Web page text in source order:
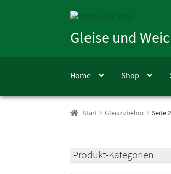
Zur
springen
Zum
springen
Gleise und
Home Shop
Start Gleiszubehör Seite 2
Produkt-Kategorien